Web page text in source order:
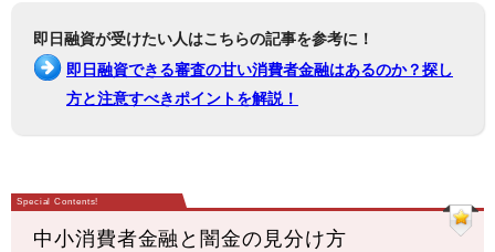
即日融資が受けたい人はこちらの記事を参考に！
即日融資できる審査の甘い消費者金融はあるのか？探し
方と注意すべきポイントを解説！
中小消費者金融と闇金の見分け方